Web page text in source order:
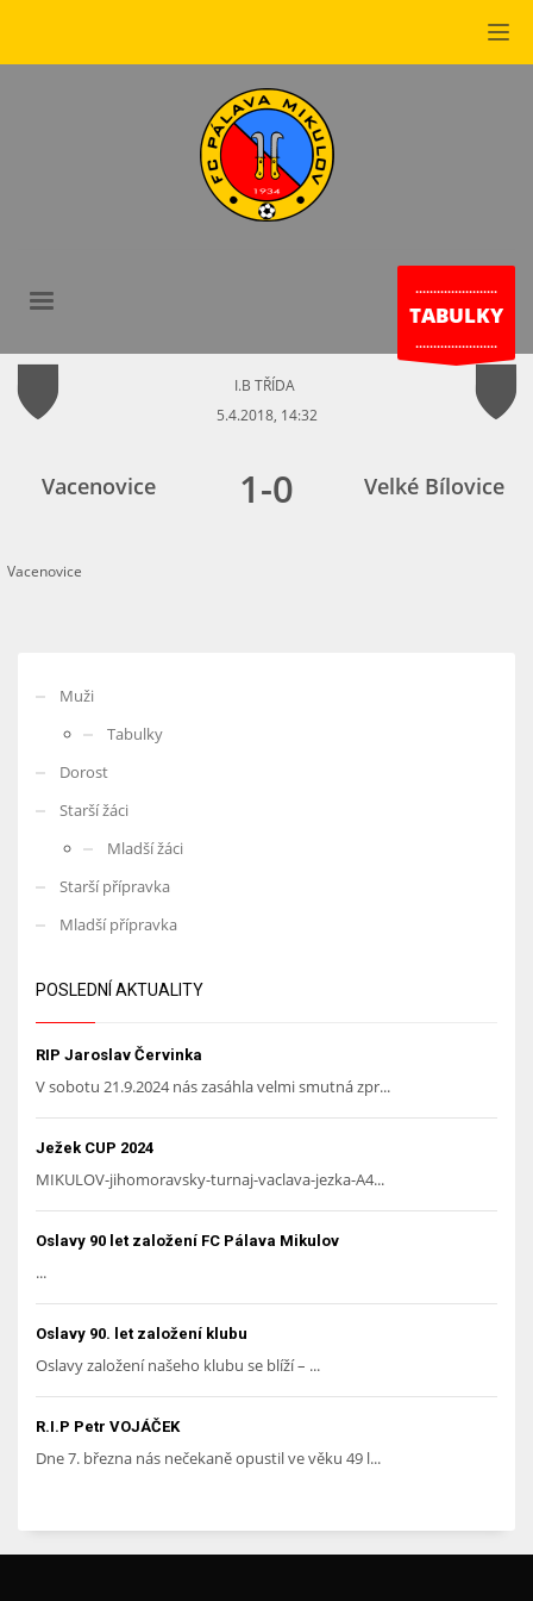
.......................
TABULKY
.......................
I.B TŘÍDA
5.4.2018, 14:32
Vacenovice 1-0 Velké Bílovice
Vacenovice
Muži
Tabulky
Dorost
Starší žáci
Mladší žáci
Starší přípravka
Mladší přípravka
POSLEDNÍ AKTUALITY
RIP Jaroslav Červinka
V sobotu 21.9.2024 nás zasáhla velmi smutná zpr...
Ježek CUP 2024
MIKULOV-jihomoravsky-turnaj-vaclava-jezka-A4...
Oslavy 90 let založení FC Pálava Mikulov
...
Oslavy 90. let založení klubu
Oslavy založení našeho klubu se blíží – ...
R.I.P Petr VOJÁČEK
Dne 7. března nás nečekaně opustil ve věku 49 l...